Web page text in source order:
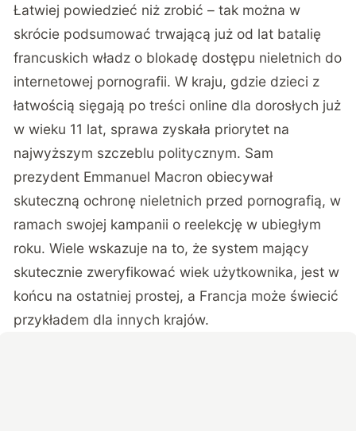
Łatwiej powiedzieć niż zrobić – tak można w
skrócie podsumować trwającą już od lat batalię
francuskich władz o blokadę dostępu nieletnich do
internetowej pornografii. W kraju, gdzie dzieci z
łatwością sięgają po treści online dla dorosłych już
w wieku 11 lat, sprawa zyskała priorytet na
najwyższym szczeblu politycznym. Sam
prezydent Emmanuel Macron obiecywał
skuteczną ochronę nieletnich przed pornografią, w
ramach swojej kampanii o reelekcję w ubiegłym
roku. Wiele wskazuje na to, że system mający
skutecznie zweryfikować wiek użytkownika, jest w
końcu na ostatniej prostej, a Francja może świecić
przykładem dla innych krajów.